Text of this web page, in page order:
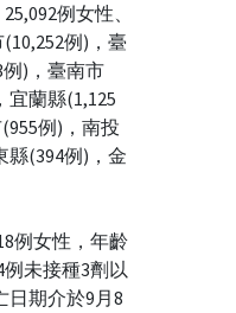
例女性、
例)，臺
)，臺南市
宜蘭縣(1,125
例)，南投
縣(394例)，金
例女性，年齡
未接種3劑以
日期介於9月8